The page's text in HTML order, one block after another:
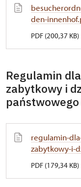
den-
PDF (200,37 KB)
Regulamin
zabytkowy i
państwowego
regulamin-
zabytkowy-i-
PDF (179,34 KB)